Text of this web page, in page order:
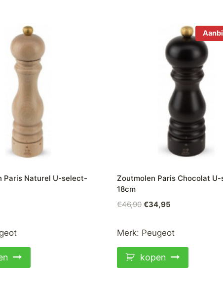
Paris Naturel U-select-
Zoutmolen Paris Chocolat
18cm
€46,90 Oorspronkelijke
was:
€46,90.
€34,95
is:
Merk: Peugeot
kopen